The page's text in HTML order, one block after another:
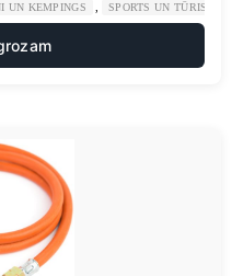
UN KEMPINGS SPORTS UN TŪRISMS